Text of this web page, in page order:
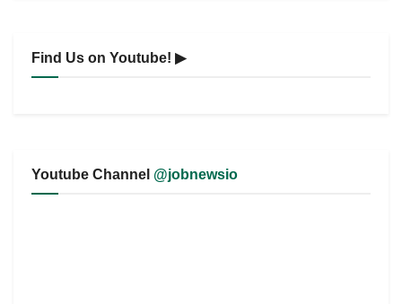
Find Us on Youtube! ▶
Youtube Channel @jobnewsio